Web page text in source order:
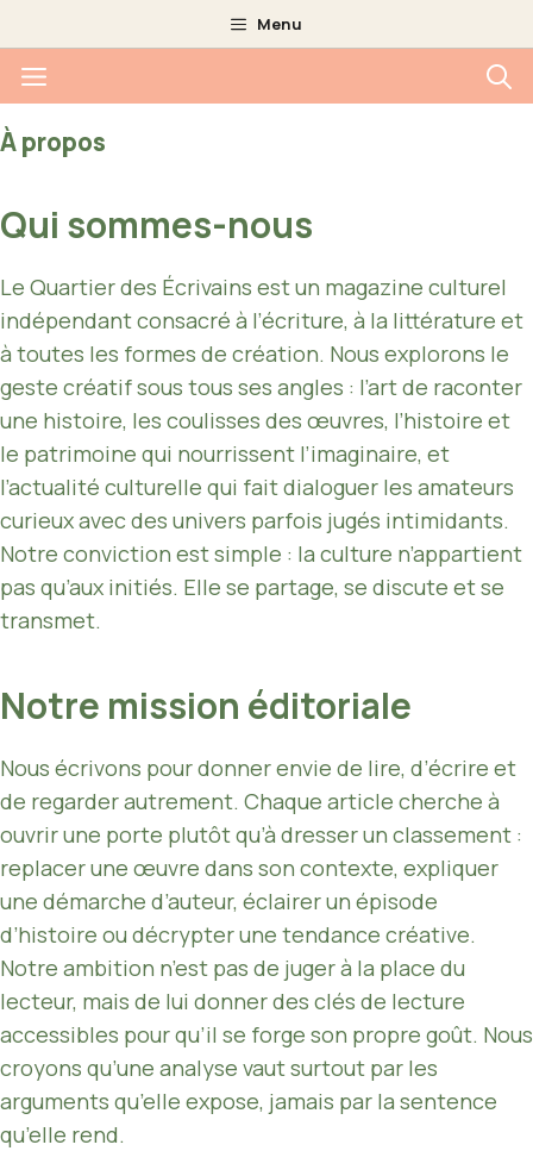
au
contenu
Menu
Menu
À propos
Qui sommes-nous
Le Quartier des Écrivains est un magazine culturel
indépendant consacré à l’écriture, à la littérature et
à toutes les formes de création. Nous explorons le
geste créatif sous tous ses angles : l’art de raconter
une histoire, les coulisses des œuvres, l’histoire et
le patrimoine qui nourrissent l’imaginaire, et
l’actualité culturelle qui fait dialoguer les amateurs
curieux avec des univers parfois jugés intimidants.
Notre conviction est simple : la culture n’appartient
pas qu’aux initiés. Elle se partage, se discute et se
transmet.
Notre mission éditoriale
Nous écrivons pour donner envie de lire, d’écrire et
de regarder autrement. Chaque article cherche à
ouvrir une porte plutôt qu’à dresser un classement :
replacer une œuvre dans son contexte, expliquer
une démarche d’auteur, éclairer un épisode
d’histoire ou décrypter une tendance créative.
Notre ambition n’est pas de juger à la place du
lecteur, mais de lui donner des clés de lecture
accessibles pour qu’il se forge son propre goût. Nous
croyons qu’une analyse vaut surtout par les
arguments qu’elle expose, jamais par la sentence
qu’elle rend.